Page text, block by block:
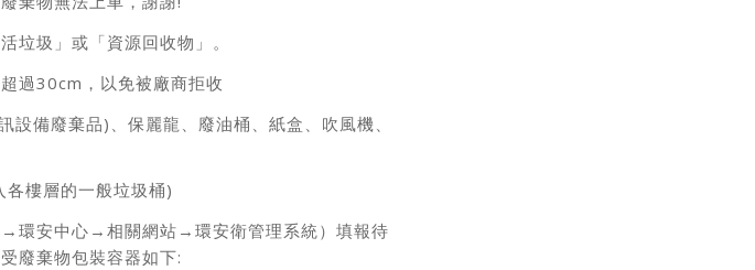
垃圾」或「資源回收物」。
過30cm，以免被廠商拒收
備廢棄品)、保麗龍、廢油桶、紙盒、吹風機、
樓層的一般垃圾桶)
環安中心→相關網站→環安衛管理系統）填報待
廢棄物包裝容器如下: